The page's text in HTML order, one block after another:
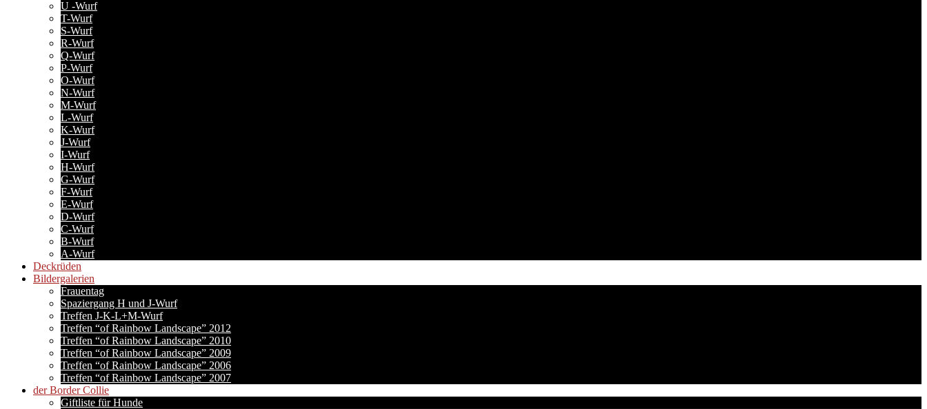
U -Wurf
T-Wurf
S-Wurf
R-Wurf
Q-Wurf
P-Wurf
O-Wurf
N-Wurf
M-Wurf
L-Wurf
K-Wurf
J-Wurf
I-Wurf
H-Wurf
G-Wurf
F-Wurf
E-Wurf
D-Wurf
C-Wurf
B-Wurf
A-Wurf
Deckrüden
Bildergalerien
Frauentag
Spaziergang H und J-Wurf
Treffen J-K-L+M-Wurf
Treffen “of Rainbow Landscape” 2012
Treffen “of Rainbow Landscape” 2010
Treffen “of Rainbow Landscape” 2009
Treffen “of Rainbow Landscape” 2006
Treffen “of Rainbow Landscape” 2007
der Border Collie
Giftliste für Hunde